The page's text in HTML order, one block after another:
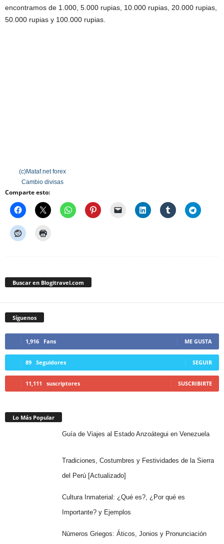
encontramos de 1.000, 5.000 rupias, 10.000 rupias, 20.000 rupias,
50.000 rupias y 100.000 rupias.
(c)Mataf.netforex
Cambio divisas
Comparte esto:
Buscar en Blogitravel.com
Síguenos
1,916 Fans ME GUSTA
89 Seguidores SEGUIR
11,111 suscriptores SUSCRIBIRTE
Lo Más Popular
Guía de Viajes al Estado Anzoátegui en Venezuela
Tradiciones, Costumbres y Festividades de la Sierra
del Perú [Actualizado]
Cultura Inmaterial: ¿Qué es?, ¿Por qué es
Importante? y Ejemplos
Números Griegos: Áticos, Jonios y Pronunciación